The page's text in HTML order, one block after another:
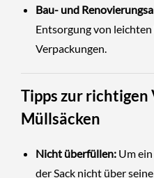
Bau- und
Entsorgung von
Verpackungen.
Tipps zur
Müllsäcken
Nicht überfüllen:Um ein
der Sack nicht über